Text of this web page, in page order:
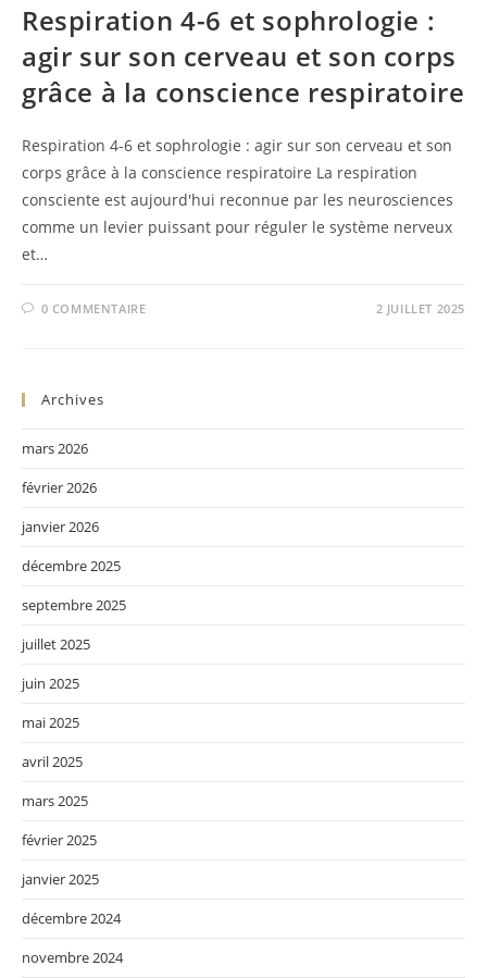
Respiration 4-6 et sophrologie :
agir sur son cerveau et son corps
grâce à la conscience respiratoire
Respiration 4-6 et sophrologie : agir sur son cerveau et son
corps grâce à la conscience respiratoire La respiration
consciente est aujourd'hui reconnue par les neurosciences
comme un levier puissant pour réguler le système nerveux
et…
0 COMMENTAIRE 2 JUILLET 2025
Archives
mars 2026
février 2026
janvier 2026
décembre 2025
septembre 2025
juillet 2025
juin 2025
mai 2025
avril 2025
mars 2025
février 2025
janvier 2025
décembre 2024
novembre 2024